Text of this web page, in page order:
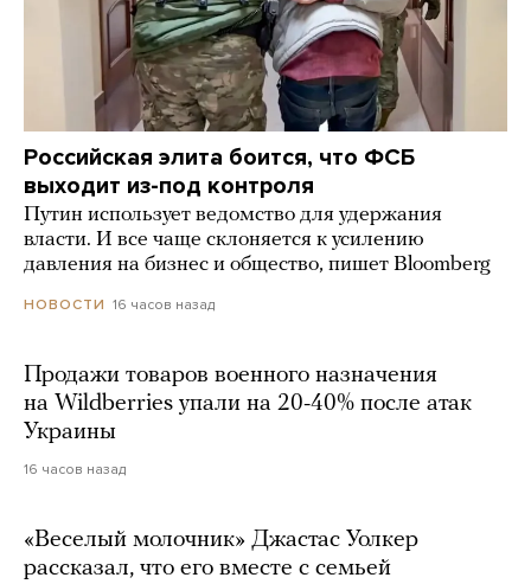
Российская элита боится, что ФСБ
выходит из-под контроля
Путин использует ведомство для удержания
власти. И все чаще склоняется к усилению
давления на бизнес и общество, пишет Bloomberg
НОВОСТИ 16 часов назад
Продажи товаров военного назначения
на Wildberries упали на 20-40% после атак
Украины
16 часов назад
«Веселый молочник» Джастас Уолкер
рассказал, что его вместе с семьей